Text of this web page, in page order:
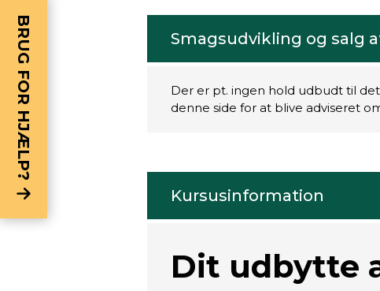
Smagsudvikling og salg
Der er pt. ingen hold udbudt til
denne side for at blive adviseret
Kursusinformation
Dit udbytte
BRUG FOR HJÆLP?